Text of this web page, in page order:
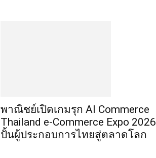
พาณิชย์เปิดเกมรุก AI Commerce
Thailand e-Commerce Expo 2026
ปั้นผู้ประกอบการไทยสู่ตลาดโลก